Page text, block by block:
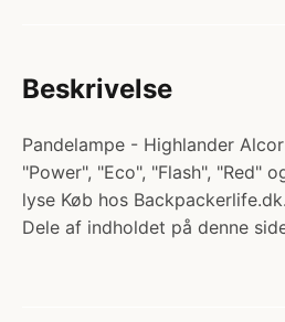
Beskrivelse
Pandelampe - Highlander
"Power", "Eco", "Flash", "Red"
lyse Køb hos Backpackerlife.dk.
Dele af indholdet på denne